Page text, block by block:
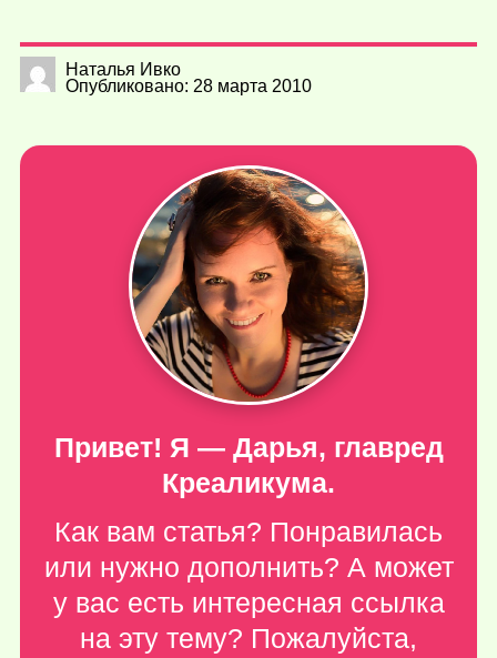
Наталья Ивко
Опубликовано: 28 марта 2010
Привет! Я — Дарья, главред
Креаликума.
Как вам статья? Понравилась
или нужно дополнить? А может
у вас есть интересная ссылка
на эту тему? Пожалуйста,